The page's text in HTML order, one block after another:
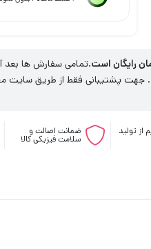
.تمامی سفارش ها بعد
پشتیبانی فقط از طریق سایت
از تولید ضمانت اصالت و
سلامت فیزیکی کالا